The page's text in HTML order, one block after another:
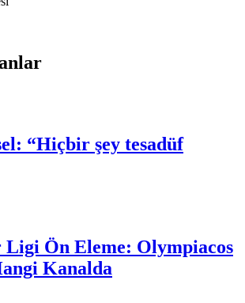
“Hiçbir şey tesadüf
Ligi Ön Eleme: Olympiacos
Kanalda